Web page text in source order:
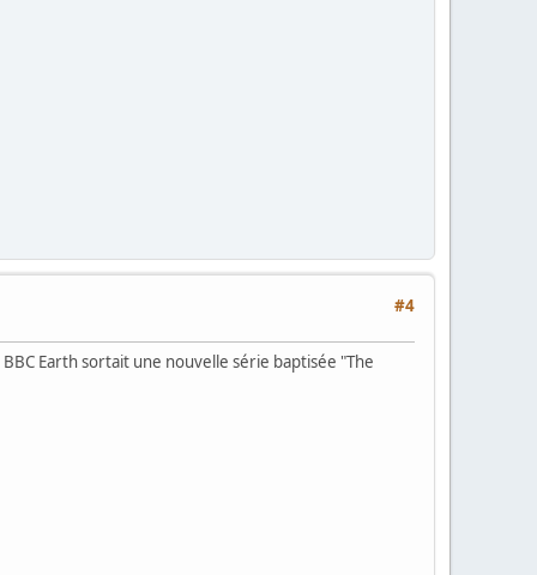
#4
Earth sortait une nouvelle série baptisée "The